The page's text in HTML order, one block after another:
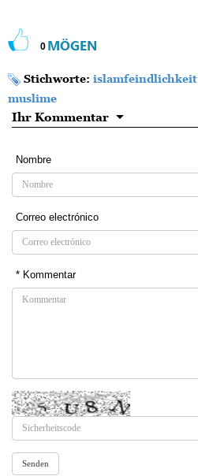
0 MÖGEN
Stichworte: islamfeindlichkeit
muslime
Ihr Kommentar
Nombre
Correo electrónico
* Kommentar